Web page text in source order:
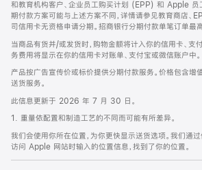
和教育机构客户、企业员工购买计划 (EPP) 和 Apple
期付款方案可能与上述方案不同，详情请参见教育商店、
司信用卡无资格申请分期。招商银行分期付款单笔订单
当商品有货并/或发货时，购物金额将计入你的信用卡、支
务费用将显示在你的信用卡对账单、支付宝或微信账户中。
产品按广告宣传价或标价提供分期付款服务。价格包含增
送货服务。
此信息更新于 2026 年 7 月 30 日。
1. 重量依配置和制造工艺的不同而可能有所差异。
我们会使用你所在位置，为你更快显示送货选项。我们通
访问 Apple 网站时输入的位置信息，找到了你的位置。